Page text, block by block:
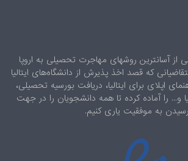
از آسانترین روشهای مهاجرت تحصیلی به اروپا
که قصد اخذ پذیرش از دانشگاه‌های ایتالیا
اپلای برای ایتالیا، دریافت بورسیه تحصیلی،
و... را آماده کرده تا همه دانشجویان را در جهت
رسیدن به موفقیت یاری کنیم.